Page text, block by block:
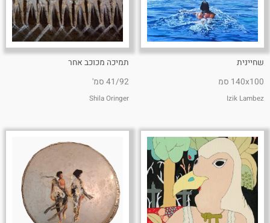
שחיינית
140x100 סמ
Izik Lambez
תמיכה מכוכב אחר
41/92 סמ'
Shila Oringer